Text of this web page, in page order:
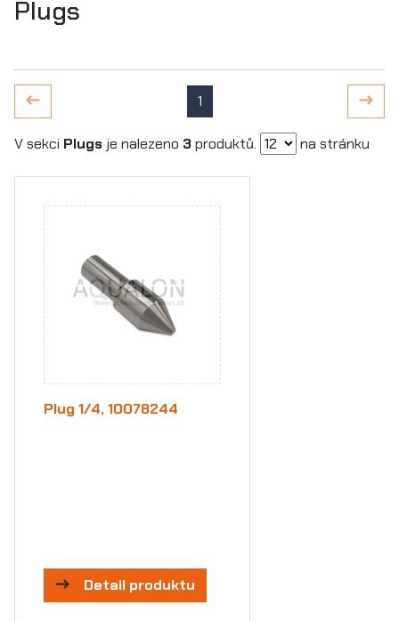
Plugs
1
V sekci Plugs je nalezeno 3produktů. na stránku
Plug 1/4, 10078244
Detail produktu